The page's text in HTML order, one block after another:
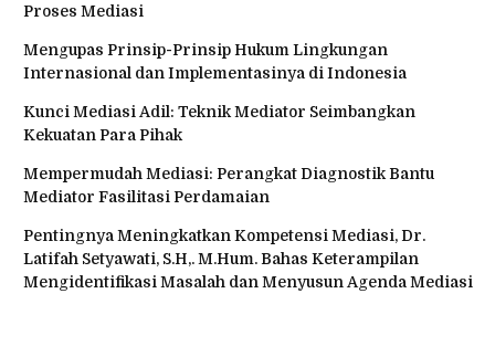
Proses Mediasi
Mengupas Prinsip-Prinsip Hukum Lingkungan
Internasional dan Implementasinya di Indonesia
Kunci Mediasi Adil: Teknik Mediator Seimbangkan
Kekuatan Para Pihak
Mempermudah Mediasi: Perangkat Diagnostik Bantu
Mediator Fasilitasi Perdamaian
Pentingnya Meningkatkan Kompetensi Mediasi, Dr.
Latifah Setyawati, S.H,. M.Hum. Bahas Keterampilan
Mengidentifikasi Masalah dan Menyusun Agenda Mediasi